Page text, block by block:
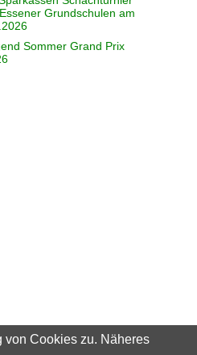
Grundschulen am
Sommer Grand Prix
von Cookies zu. Näheres